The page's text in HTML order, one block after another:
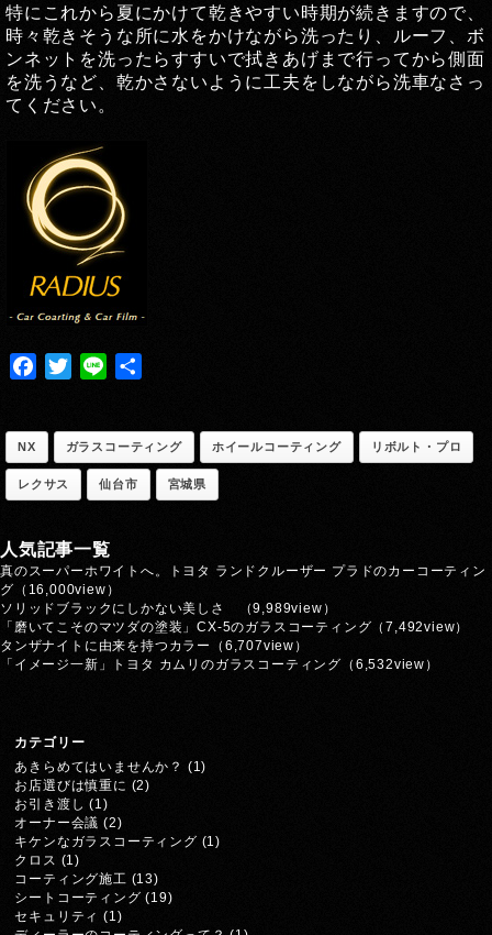
特にこれから夏にかけて乾きやすい時期が続きますので、
時々乾きそうな所に水をかけながら洗ったり、ルーフ、ボ
ンネットを洗ったらすすいで拭きあげまで行ってから側面
を洗うなど、乾かさないように工夫をしながら洗車なさっ
てください。
Facebook
Twitter
Line
NX ガラスコーティング ホイールコーティング リボルト・プロ
レクサス 仙台市 宮城県
人気記事一覧
真のスーパーホワイトへ。トヨタ ランドクルーザー プラドのカーコーティン
グ （16,000view）
ソリッドブラックにしかない美しさ
（9,989view）
「磨いてこそのマツダの塗装」CX-5のガラスコーティング （7,492view）
タンザナイトに由来を持つカラー
（6,707view）
「イメージ一新」トヨタ カムリのガラスコーティング （6,532view）
カテゴリー
あきらめてはいませんか？ (1)
お店選びは慎重に (2)
お引き渡し (1)
オーナー会議 (2)
キケンなガラスコーティング (1)
クロス (1)
コーティング施工 (13)
シートコーティング (19)
セキュリティ (1)